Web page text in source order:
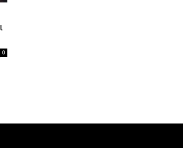
0